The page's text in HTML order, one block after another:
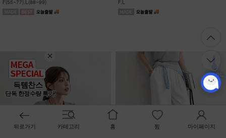
득템찬스
단독 한정수량 특가!
F(55~77),L(88~99) F,L
뒤로가기 카테고리 홈 찜 마이페이지